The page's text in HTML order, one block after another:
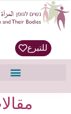
content
للتبرع